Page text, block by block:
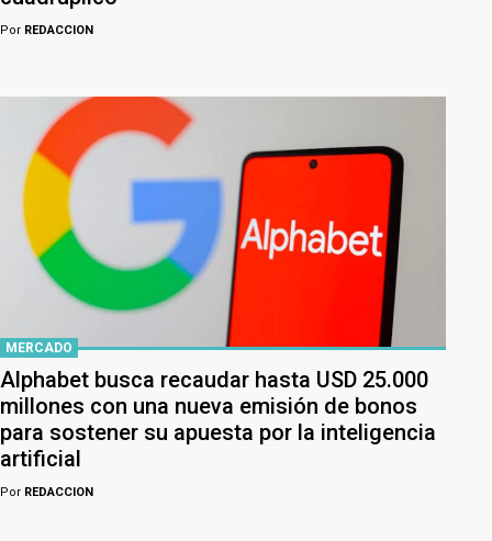
Por REDACCION
MERCADO
Alphabet busca recaudar hasta USD 25.000
millones con una nueva emisión de bonos
para sostener su apuesta por la inteligencia
artificial
Por REDACCION